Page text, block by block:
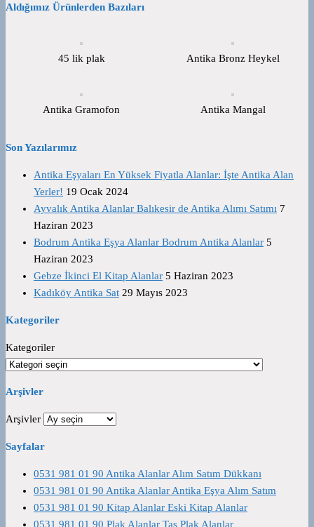
Aldığımız Ürünlerden Bazıları
45 lik plak Antika Bronz Heykel
Antika Gramofon Antika Mangal
Son Yazılarımız
Antika Eşyaları En Yüksek Fiyatla Alanlar: İşte Antika Alan
Yerler! 19 Ocak 2024
Ayvalık Antika Alanlar Balıkesir de Antika Alımı Satımı 7
Haziran 2023
Bodrum Antika Eşya Alanlar Bodrum Antika Alanlar 5
Haziran 2023
Gebze İkinci El Kitap Alanlar 5 Haziran 2023
Kadıköy Antika Sat 29 Mayıs 2023
Kategoriler
Kategoriler
Arşivler
Arşivler
Sayfalar
0531 981 01 90 Antika Alanlar Alım Satım Dükkanı
0531 981 01 90 Antika Alanlar Antika Eşya Alım Satım
0531 981 01 90 Kitap Alanlar Eski Kitap Alanlar
0531 981 01 90 Plak Alanlar Taş Plak Alanlar